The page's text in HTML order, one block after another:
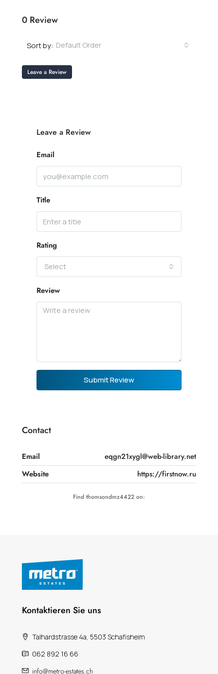
0 Review
Sort by: Default Order
Leave a Review
Leave a Review
Email
Title
Rating
Select
Review
Submit Review
Contact
Email
eqgn21xygl@web-library.net
Website
https://firstnow.ru
Find thomsondmz4422 on:
Kontaktieren Sie uns
Talhardstrasse 4a, 5503 Schafisheim
062 892 16 66
info@metro-estates.ch